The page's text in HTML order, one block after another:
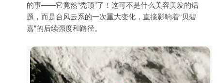
的事——它竟然“秃顶”了！这可不是什么美容美发的话
题，而是台风云系的一次重大变化，直接影响着“贝碧
嘉”的后续强度和路径。